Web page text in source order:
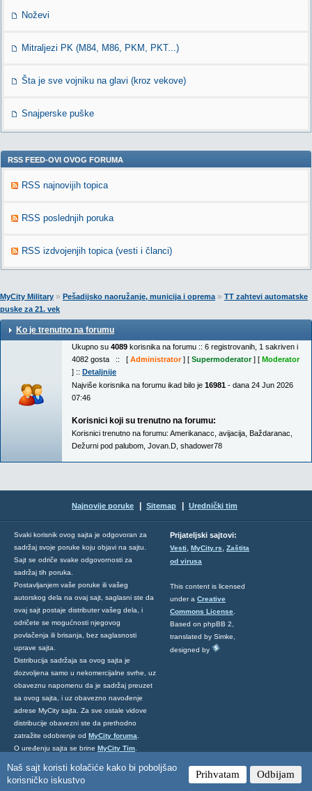
Naš sajt koristi kolačiće kako bi poboljšao
korisničko iskustvo
Prihvatam Odbijam
Noževi
Mitraljezi PK (M84, M86, PKM, PKT...)
Šta je sve vojniku na glavi (kroz vekove)
Snajperske puške
RSS FEED-OVI OVOG FORUMA
RSS najnovijih topica
RSS poslednjih poruka
RSS izdvojenjih topica (vesti i članci)
MyCity Military » Pešadijsko naoružanje, municija i oprema» TT zahtevi automatske
puske za 21. vek
Ko je trenutno na forumu
Ukupno su 4089 korisnika na forumu :: 6 registrovanih, 1 sakriven i
4082 gosta :: [ Administrator] [ Supermoderator] [ Moderator
] :: Detaljnije
Najviše korisnika na forumu ikad bilo je 16981 - dana 24 Jun 2026
07:46
Korisnici koji su trenutno na forumu:
Korisnici trenutno na forumu: Amerikanacc avijacija Baždaranac
Dežurni pod palubom Jovan.D shadower78
Najnovije poruke Sitemap Urednički tim
Svaki korisnik ovog sajta je odgovoran za
sadržaj svoje poruke koju objavi na sajtu.
Sajt se odriče svake odgovornosti za
sadržaj tih poruka.
Postavljanjem vaše poruke ili vašeg
autorskog dela na ovaj sajt, saglasni ste da
ovaj sajt postaje distributer vašeg dela, i
odričete se mogućnosti njegovog
povlačenja ili brisanja, bez saglasnosti
uprave sajta.
Distribucija sadržaja sa ovog sajta je
dozvoljena samo u nekomercijalne svrhe, uz
obaveznu napomenu da je sadržaj preuzet
sa ovog sajta, i uz obavezno navođenje
adrese MyCity sajta. Za sve ostale vidove
distribucije obavezni ste da prethodno
zatražite odobrenje od MyCity foruma
O uređenju sajta se brine MyCity Tim
ovde.
Prijateljski sajtovi:
Vesti, MyCity.rs, Zaštita
od virusa
This content is licensed
under a Creative
Commons License
Based on phpBB 2,
translated by Simke,
designed by